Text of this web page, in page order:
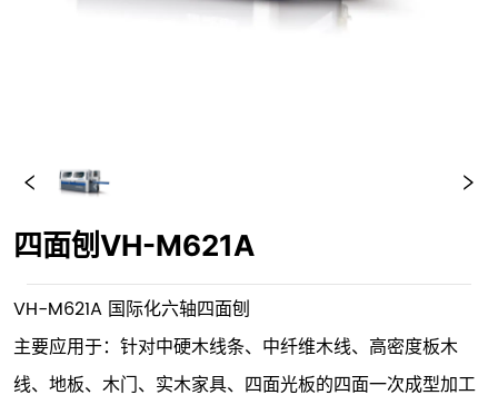
四面刨VH-M621A
VH-M621A 国际化六轴四面刨
主要应用于：针对中硬木线条、中纤维木线、高密度板木
线、地板、木门、实木家具、四面光板的四面一次成型加工